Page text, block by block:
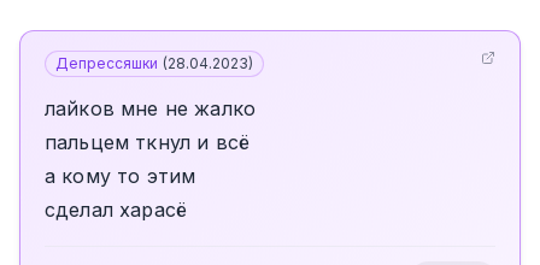
Депрессяшки (28.04.2023)
лайков мне не жалко
пальцем ткнул и всё
а кому то этим
сделал харасё